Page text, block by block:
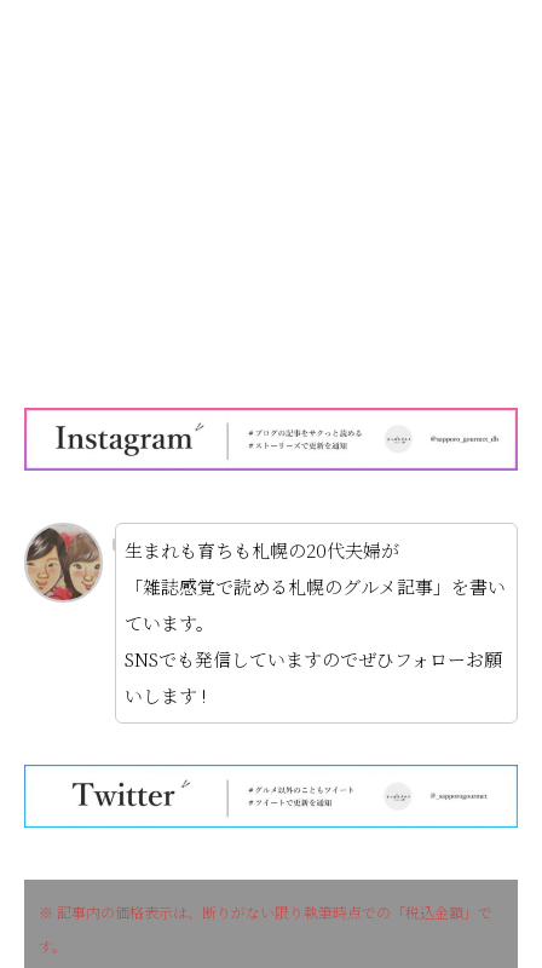
生まれも育ちも札幌の20代夫婦が
「雑誌感覚で読める札幌のグルメ記事」を書い
ています。
SNSでも発信していますのでぜひフォローお願
いします !
※ 記事内の価格表示は、断りがない限り執筆時点での「税込金額」で
す。